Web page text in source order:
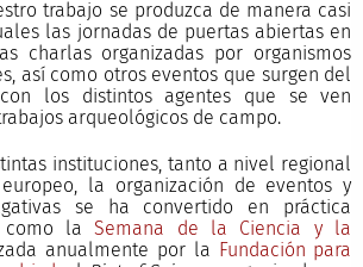
trabajo se produzca de manera casi
las jornadas de puertas abiertas en
charlas organizadas por organismos
así como otros eventos que surgen del
los distintos agentes que se ven
arqueológicos de campo.
instituciones, tanto a nivel regional
la organización de eventos y
se ha convertido en práctica
como laSemana de la Ciencia y la
anualmente por la Fundación para